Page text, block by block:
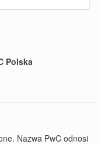
Polska
Nazwa PwC odnosi